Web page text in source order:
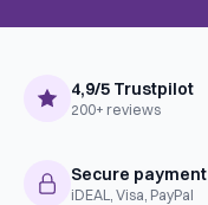
4,9/5 Trustpilot
200+ reviews
Secure payment
iDEAL, Visa, PayPal